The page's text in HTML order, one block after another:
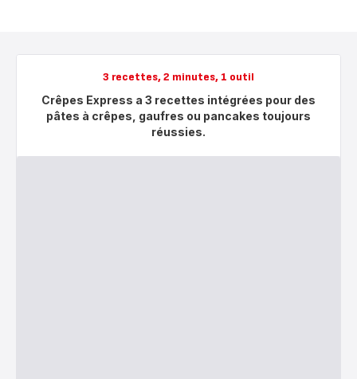
3 recettes, 2 minutes, 1 outil
Crêpes Express a 3 recettes intégrées pour des
pâtes à crêpes, gaufres ou pancakes toujours
réussies.